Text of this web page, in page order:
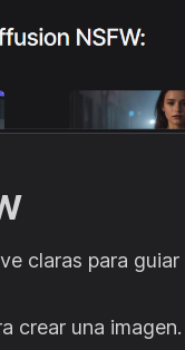
claras para
crear una imagen.